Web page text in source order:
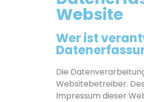
Website
Wer ist
Die
Websitebetreiber.
Impressum dieser